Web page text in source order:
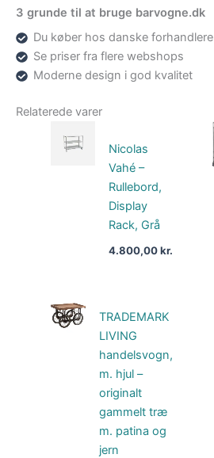
3 grunde til at bruge barvogne.dk
Du køber hos danske forhandlere
Se priser fra flere webshops
Moderne design i god kvalitet
Relaterede varer
Nicolas
Vahé –
Rullebord,
Display
Rack, Grå
4.800,00kr.
TRADEMARK
LIVING
handelsvogn,
m. hjul –
originalt
gammelt træ
m. patina og
jern